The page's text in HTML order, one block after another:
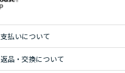
支払いについて
返品・交換について